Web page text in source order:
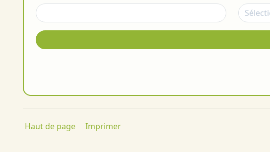
Haut de page Imprimer